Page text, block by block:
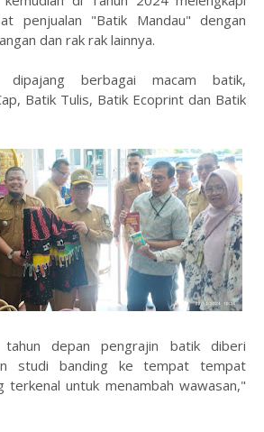
penjualan "Batik Mandau" dengan
dan rak rak lainnya.
berbagai macam batik,
Batik Tulis, Batik Ecoprint dan Batik
tahun depan pengrajin batik diberi
studi banding ke tempat tempat
terkenal untuk menambah wawasan,"